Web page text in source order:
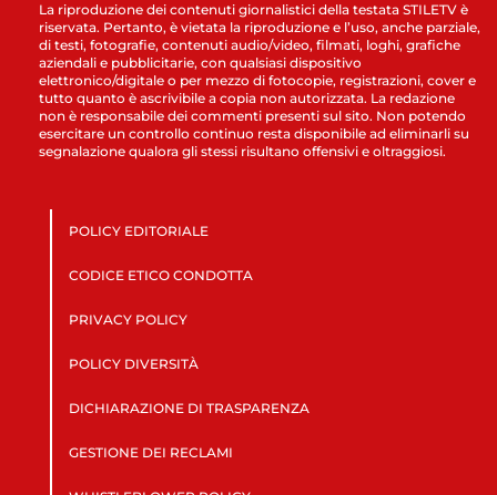
La riproduzione dei contenuti giornalistici della testata STILETV è
riservata. Pertanto, è vietata la riproduzione e l’uso, anche parziale,
di testi, fotografie, contenuti audio/video, filmati, loghi, grafiche
aziendali e pubblicitarie, con qualsiasi dispositivo
elettronico/digitale o per mezzo di fotocopie, registrazioni, cover e
tutto quanto è ascrivibile a copia non autorizzata. La redazione
non è responsabile dei commenti presenti sul sito. Non potendo
esercitare un controllo continuo resta disponibile ad eliminarli su
segnalazione qualora gli stessi risultano offensivi e oltraggiosi.
POLICY EDITORIALE
CODICE ETICO CONDOTTA
PRIVACY POLICY
POLICY DIVERSITÀ
DICHIARAZIONE DI TRASPARENZA
GESTIONE DEI RECLAMI